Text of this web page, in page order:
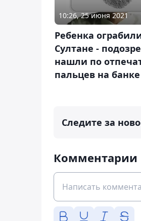
10:26, 25 июня 2021
Ребенка
Султане -
нашли по
пальцев на
Следите за
Комментарии